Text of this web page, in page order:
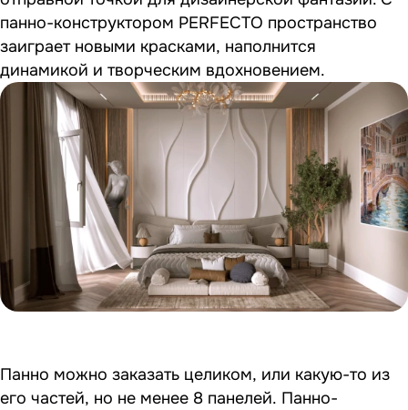
панно-конструктором PERFECTO пространство
заиграет новыми красками, наполнится
динамикой и творческим вдохновением.
Панно можно заказать целиком, или какую-то из
его частей, но не менее 8 панелей. Панно-